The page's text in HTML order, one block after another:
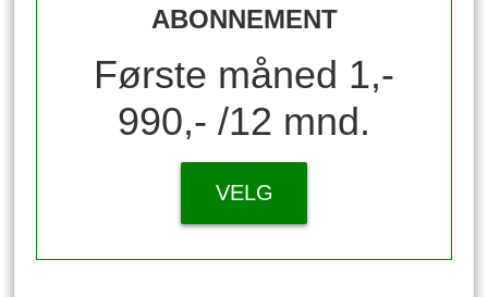
ABONNEMENT
Første måned 1,-
990,- /12 mnd.
VELG